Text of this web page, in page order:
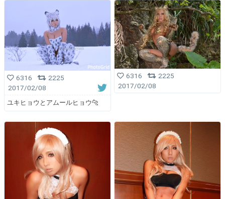
6316
2225
2017/02/08
ユキヒョウとアムールヒョウ🐆
6316
2225
2017/02/08